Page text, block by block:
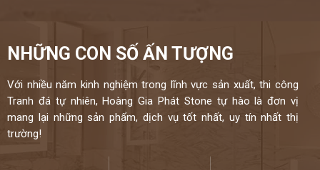
NHỮNG CON SỐ ẤN TƯỢNG
Với nhiều năm kinh nghiệm trong lĩnh vực sản xuất, thi công
Tranh đá tự nhiên, Hoàng Gia Phát Stone tự hào là đơn vị
mang lại những sản phẩm, dịch vụ tốt nhất, uy tín nhất thị
trường!